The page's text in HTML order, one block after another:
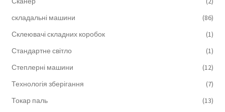
складальні машини
(86)
Склеювачі складних коробок
(1)
Стандартне світло
(1)
Степлерні машини
(12)
Технологія зберігання
(7)
Токар паль
(13)